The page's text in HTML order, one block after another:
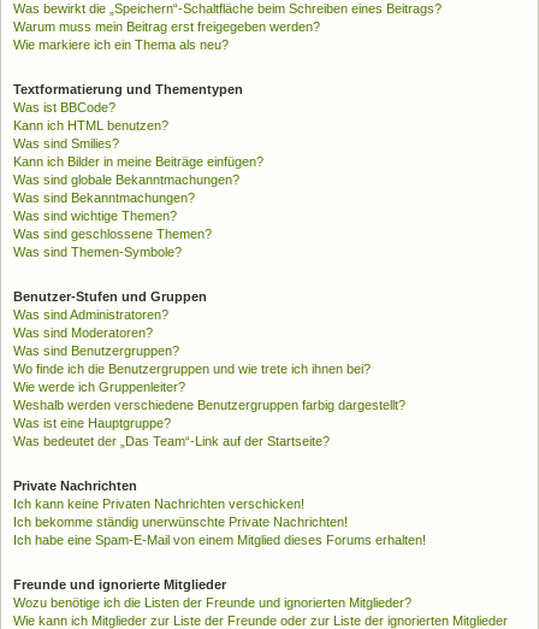
Was bewirkt die „Speichern“-Schaltfläche beim Schreiben eines Beitrags?
Warum muss mein Beitrag erst freigegeben werden?
Wie markiere ich ein Thema als neu?
Textformatierung und Thementypen
Was ist BBCode?
Kann ich HTML benutzen?
Was sind Smilies?
Kann ich Bilder in meine Beiträge einfügen?
Was sind globale Bekanntmachungen?
Was sind Bekanntmachungen?
Was sind wichtige Themen?
Was sind geschlossene Themen?
Was sind Themen-Symbole?
Benutzer-Stufen und Gruppen
Was sind Administratoren?
Was sind Moderatoren?
Was sind Benutzergruppen?
Wo finde ich die Benutzergruppen und wie trete ich ihnen bei?
Wie werde ich Gruppenleiter?
Weshalb werden verschiedene Benutzergruppen farbig dargestellt?
Was ist eine Hauptgruppe?
Was bedeutet der „Das Team“-Link auf der Startseite?
Private Nachrichten
Ich kann keine Privaten Nachrichten verschicken!
Ich bekomme ständig unerwünschte Private Nachrichten!
Ich habe eine Spam-E-Mail von einem Mitglied dieses Forums erhalten!
Freunde und ignorierte Mitglieder
Wozu benötige ich die Listen der Freunde und ignorierten Mitglieder?
Wie kann ich Mitglieder zur Liste der Freunde oder zur Liste der ignorierten Mitglieder